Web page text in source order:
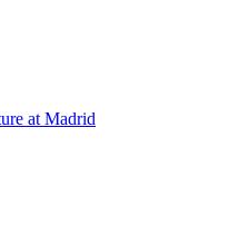
at Madrid